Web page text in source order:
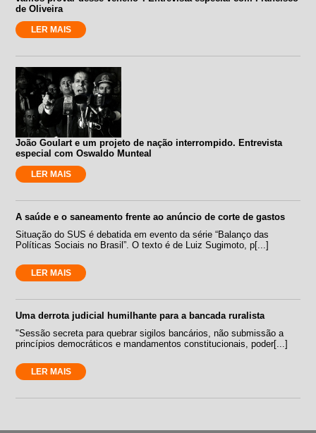
de Oliveira
LER MAIS
João Goulart e um projeto de nação interrompido. Entrevista
especial com Oswaldo Munteal
LER MAIS
A saúde e o saneamento frente ao anúncio de corte de gastos
Situação do SUS é debatida em evento da série “Balanço das
Políticas Sociais no Brasil”. O texto é de Luiz Sugimoto, p[...]
LER MAIS
Uma derrota judicial humilhante para a bancada ruralista
"Sessão secreta para quebrar sigilos bancários, não submissão a
princípios democráticos e mandamentos constitucionais, poder[...]
LER MAIS